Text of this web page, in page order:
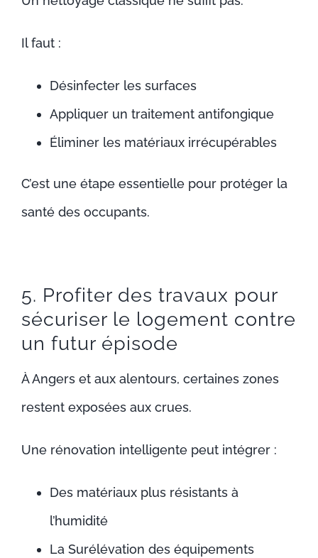
Il faut :
Désinfecter les surfaces
Appliquer un traitement antifongique
Éliminer les matériaux irrécupérables
C’est une étape essentielle pour protéger la
santé des occupants.
5. Profiter des travaux pour
sécuriser le logement contre
un futur épisode
À Angers et aux alentours, certaines zones
restent exposées aux crues.
Une rénovation intelligente peut intégrer :
Des matériaux plus résistants à
l’humidité
La Surélévation des équipements